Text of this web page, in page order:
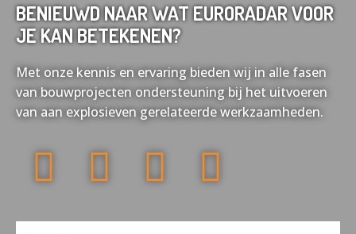
BENIEUWD NAAR WAT EURORADAR VOOR
JE KAN BETEKENEN?
Met onze kennis en ervaring bieden wij in alle fasen
van bouwprojecten ondersteuning bij het uitvoeren
van aan explosieven gerelateerde werkzaamheden.